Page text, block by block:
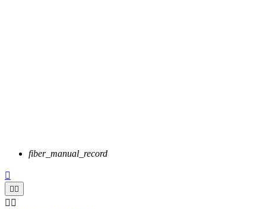
fiber_manual_record

 
 